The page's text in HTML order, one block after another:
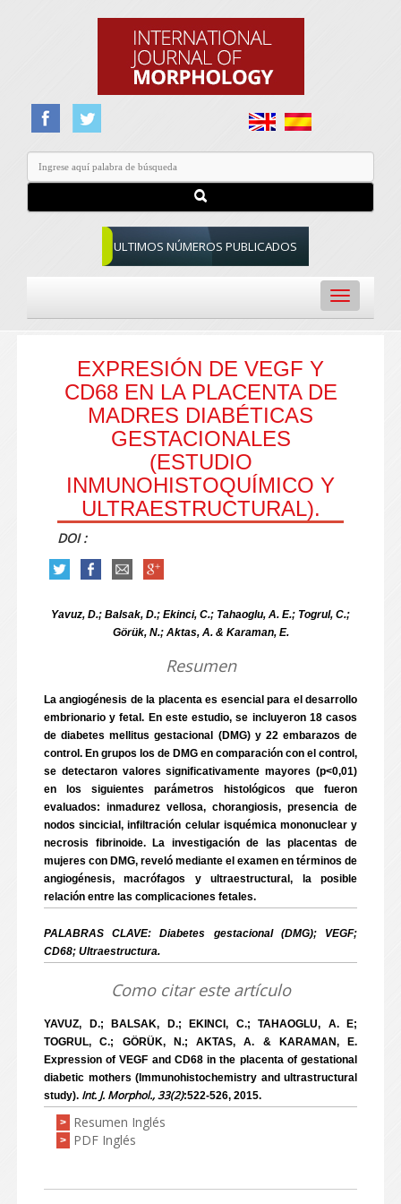
ULTIMOS NÚMEROS PUBLICADOS
Toggle
navigation
EXPRESIÓN DE VEGF Y
CD68 EN LA PLACENTA DE
MADRES DIABÉTICAS
GESTACIONALES
(ESTUDIO
INMUNOHISTOQUÍMICO Y
ULTRAESTRUCTURAL).
DOI :
Yavuz, D.; Balsak, D.; Ekinci, C.; Tahaoglu, A. E.; Togrul, C.;
Görük, N.; Aktas, A. & Karaman, E.
Resumen
La angiogénesis de la placenta es esencial para el desarrollo
embrionario y fetal. En este estudio, se incluyeron 18 casos
de diabetes mellitus gestacional (DMG) y 22 embarazos de
control. En grupos los de DMG en comparación con el control,
se detectaron valores significativamente mayores (p<0,01)
en los siguientes parámetros histológicos que fueron
evaluados: inmadurez vellosa, chorangiosis, presencia de
nodos sincicial, infiltración celular isquémica mononuclear y
necrosis fibrinoide. La investigación de las placentas de
mujeres con DMG, reveló mediante el examen en términos de
angiogénesis, macrófagos y ultraestructural, la posible
relación entre las complicaciones fetales.
PALABRAS CLAVE: Diabetes gestacional (DMG); VEGF;
CD68; Ultraestructura.
Como citar este artículo
YAVUZ, D.; BALSAK, D.; EKINCI, C.; TAHAOGLU, A. E;
TOGRUL, C.; GÖRÜK, N.; AKTAS, A. & KARAMAN, E.
Expression of VEGF and CD68 in the placenta of gestational
diabetic mothers (Immunohistochemistry and ultrastructural
study). Int. J. Morphol., 33(2):522-526, 2015.
> Resumen Inglés
> PDF Inglés